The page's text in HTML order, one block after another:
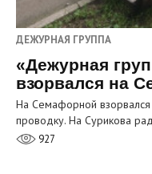
ДЕЖУРНАЯ ГРУППА
«Дежурная
взорвался на
На Семафорной взорвался
проводку. На Сурикова
927